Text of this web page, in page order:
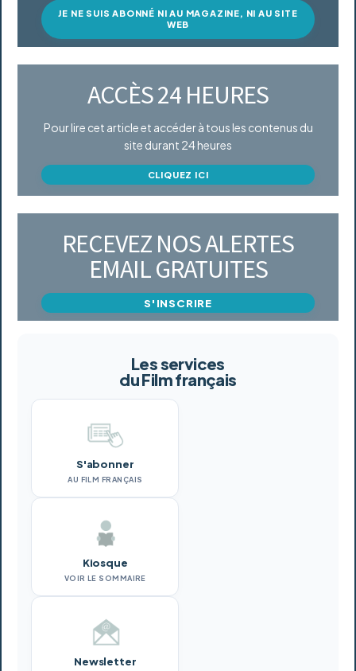
JE NE SUIS ABONNÉ NI AU MAGAZINE, NI AU SITE
WEB
ACCÈS 24 HEURES
Pour lire cet article et accéder à tous les contenus du
site durant 24 heures
CLIQUEZ ICI
RECEVEZ NOS ALERTES
EMAIL GRATUITES
S'INSCRIRE
Les services
du Film français
S'abonner
AU FILM FRANÇAIS
Kiosque
VOIR LE SOMMAIRE
Newsletter